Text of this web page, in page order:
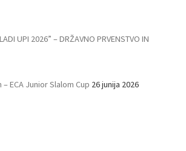
UPI 2026” – DRŽAVNO PRVENSTVO IN
– ECA Junior Slalom Cup 26 junija 2026